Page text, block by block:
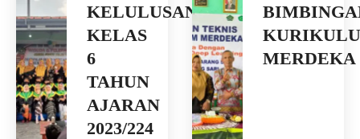
KELULUSAN
KELAS
6
TAHUN
AJARAN
2023/224
MERDEKA